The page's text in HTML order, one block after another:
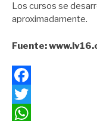
Los cursos se
aproximadamente.
Fuente:
Facebook
Twitter